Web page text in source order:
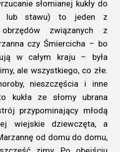
słomianej kukły do
lub stawu) to jeden z
związanych z
czy Śmiercicha – bo
w całym kraju – była
ale wszystkiego, co złe.
nieszczęścia i inne
kukła ze słomy ubrana
przypominający młodą
wiejskie dziewczęta, a
od domu do domu,